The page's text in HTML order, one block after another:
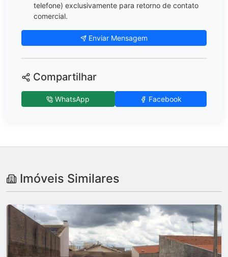
telefone) exclusivamente para retorno de contato
comercial.
Enviar Mensagem
Compartilhar
WhatsApp Facebook
Imóveis Similares